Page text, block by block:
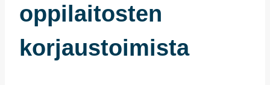
oppilaitosten
korjaustoimista